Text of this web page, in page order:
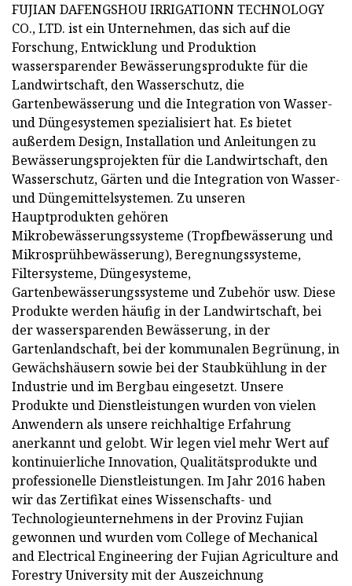
FUJIAN DAFENGSHOU IRRIGATIONN TECHNOLOGY
CO., LTD. ist ein Unternehmen, das sich auf die
Forschung, Entwicklung und Produktion
wassersparender Bewässerungsprodukte für die
Landwirtschaft, den Wasserschutz, die
Gartenbewässerung und die Integration von Wasser-
und Düngesystemen spezialisiert hat. Es bietet
außerdem Design, Installation und Anleitungen zu
Bewässerungsprojekten für die Landwirtschaft, den
Wasserschutz, Gärten und die Integration von Wasser-
und Düngemittelsystemen. Zu unseren
Hauptprodukten gehören
Mikrobewässerungssysteme (Tropfbewässerung und
Mikrosprühbewässerung), Beregnungssysteme,
Filtersysteme, Düngesysteme,
Gartenbewässerungssysteme und Zubehör usw. Diese
Produkte werden häufig in der Landwirtschaft, bei
der wassersparenden Bewässerung, in der
Gartenlandschaft, bei der kommunalen Begrünung, in
Gewächshäusern sowie bei der Staubkühlung in der
Industrie und im Bergbau eingesetzt. Unsere
Produkte und Dienstleistungen wurden von vielen
Anwendern als unsere reichhaltige Erfahrung
anerkannt und gelobt. Wir legen viel mehr Wert auf
kontinuierliche Innovation, Qualitätsprodukte und
professionelle Dienstleistungen. Im Jahr 2016 haben
wir das Zertifikat eines Wissenschafts- und
Technologieunternehmens in der Provinz Fujian
gewonnen und wurden vom College of Mechanical
and Electrical Engineering der Fujian Agriculture and
Forestry University mit der Auszeichnung